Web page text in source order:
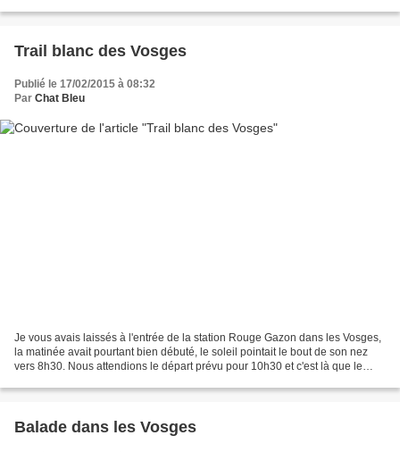
Trail blanc des Vosges
Publié le 17/02/2015 à 08:32
Par Chat Bleu
Je vous avais laissés à l'entrée de la station Rouge Gazon dans les Vosges,
la matinée avait pourtant bien débuté, le soleil pointait le bout de son nez
vers 8h30. Nous attendions le départ prévu pour 10h30 et c'est là que le
Balade dans les Vosges